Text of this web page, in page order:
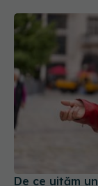
De ce uităm